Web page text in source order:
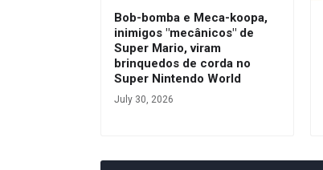
Bob-bomba e Meca-koopa,
inimigos "mecânicos" de
Super Mario, viram
brinquedos de corda no
Super Nintendo World
July 30, 2026